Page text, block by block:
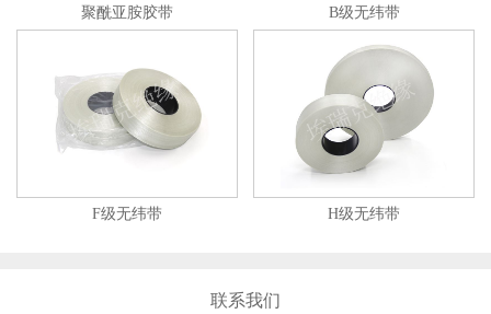
聚酰亚胺胶带 B级无纬带
F级无纬带 H级无纬带
联系我们